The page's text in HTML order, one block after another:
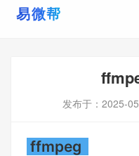
发布于： 2025-
ffmpeg